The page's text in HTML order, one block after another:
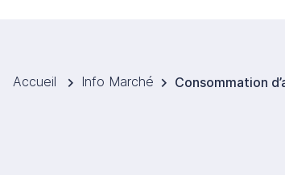
Accueil Info Marché